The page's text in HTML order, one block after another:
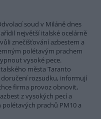
soud v Miláně dnes
největší italské ocelárně
znečišťování azbestem a
polétavým prachem
vysoké pece.
města Taranto
rozsudku, informují
firma provoz obnovit,
z vysokých pecí a
prachů PM10 a